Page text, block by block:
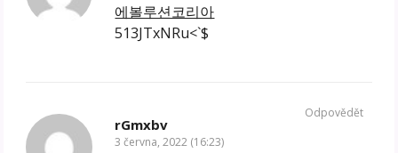
에볼루션코리아
513JTxNRu<`$
rGmxbv
3 června, 2022 (16:23)
Odpovědět